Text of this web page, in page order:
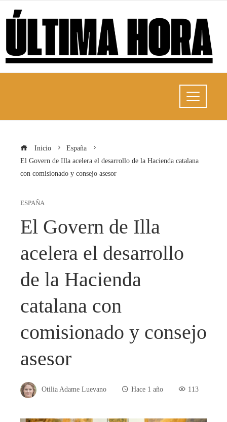
Inicio
España
El Govern de Illa acelera el desarrollo de la Hacienda catalana
con comisionado y consejo asesor
ESPAÑA
El Govern de Illa
acelera el desarrollo
de la Hacienda
catalana con
comisionado y consejo
asesor
Otilia Adame Luevano Hace 1 año 113